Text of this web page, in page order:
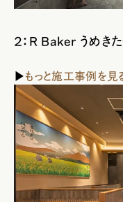
２：R Baker うめき
▶もっと施工事例を見